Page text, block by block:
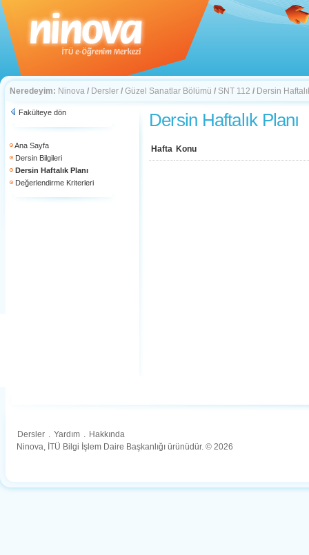
Neredeyim: Ninova / Dersler / Güzel Sanatlar Bölümü / SNT 112 / Dersin
Fakülteye dön
Ana Sayfa
Dersin Bilgileri
Dersin Haftalık Planı
Değerlendirme Kriterleri
Dersin Haftalık Planı
Hafta Konu
Dersler . Yardım . Hakkında
Ninova, İTÜ Bilgi İşlem Daire Başkanlığı ürünüdür. © 2026